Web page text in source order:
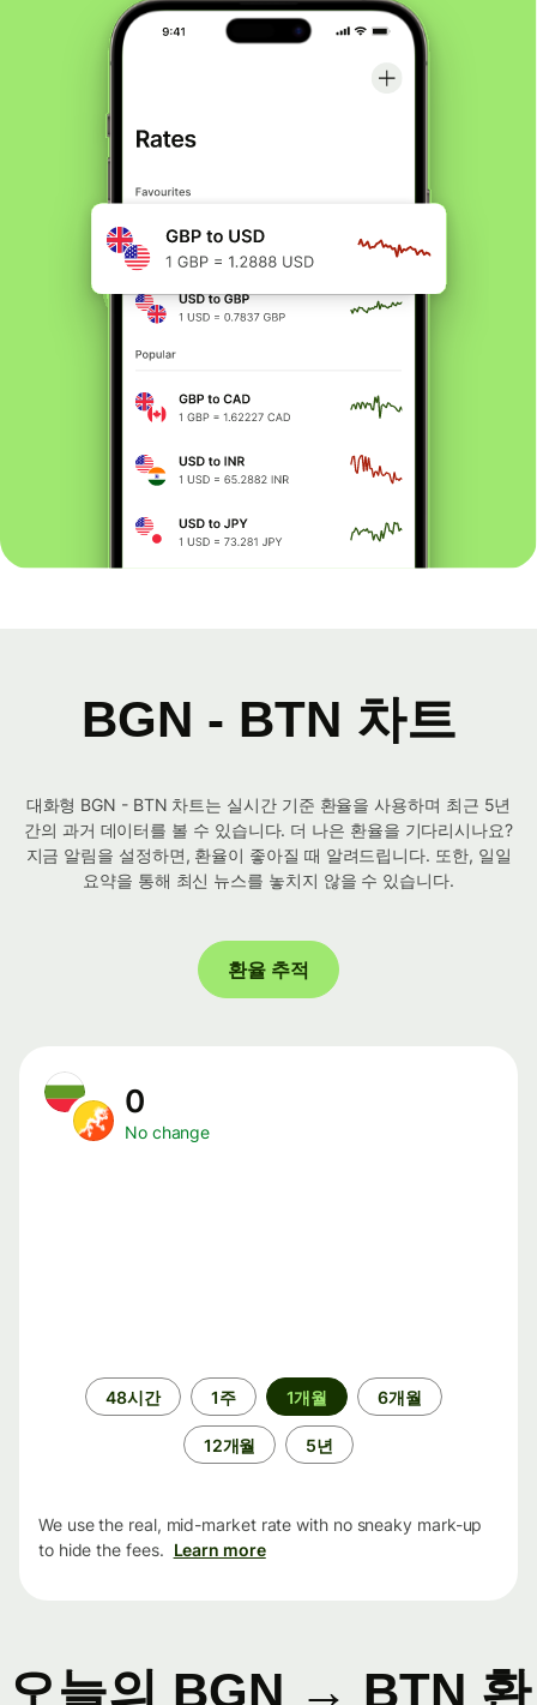
BGN - BTN 차트
대화형 BGN - BTN 차트는 실시간 기준 환율을 사용하며 최근 5년
간의 과거 데이터를 볼 수 있습니다. 더 나은 환율을 기다리시나요?
지금 알림을 설정하면, 환율이 좋아질 때 알려드립니다. 또한, 일일
요약을 통해 최신 뉴스를 놓치지 않을 수 있습니다.
환율 추적
0
No change
48시간 1주 1개월 6개월
12개월 5년
We use the real, mid-market rate with no sneaky mark-up
to hide the fees. Learn more
오늘의 BGN → BTN 환